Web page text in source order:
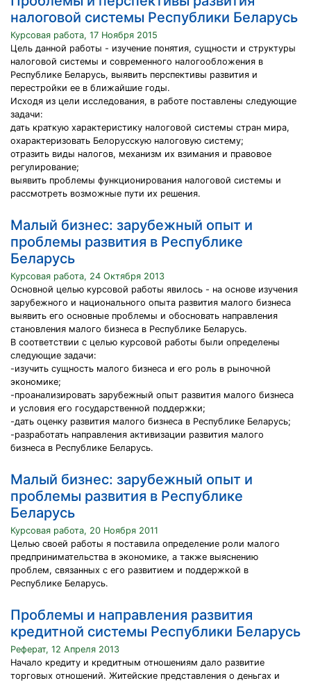
налоговой системы Республики Беларусь
Курсовая работа, 17 Ноября 2015
Цель данной работы - изучение понятия, сущности и структуры
налоговой системы и современного налогообложения в
Республике Беларусь, выявить перспективы развития и
перестройки ее в ближайшие годы.
Исходя из цели исследования, в работе поставлены следующие
задачи:
дать краткую характеристику налоговой системы стран мира,
охарактеризовать Белорусскую налоговую систему;
отразить виды налогов, механизм их взимания и правовое
регулирование;
выявить проблемы функционирования налоговой системы и
рассмотреть возможные пути их решения.
Малый бизнес: зарубежный опыт и
проблемы развития в Республике
Беларусь
Курсовая работа, 24 Октября 2013
Основной целью курсовой работы явилось - на основе изучения
зарубежного и национального опыта развития малого бизнеса
выявить его основные проблемы и обосновать направления
становления малого бизнеса в Республике Беларусь.
В соответствии с целью курсовой работы были определены
следующие задачи:
-изучить сущность малого бизнеса и его роль в рыночной
экономике;
-проанализировать зарубежный опыт развития малого бизнеса
и условия его государственной поддержки;
-дать оценку развития малого бизнеса в Республике Беларусь;
-разработать направления активизации развития малого
бизнеса в Республике Беларусь.
Малый бизнес: зарубежный опыт и
проблемы развития в Республике
Беларусь
Курсовая работа, 20 Ноября 2011
Целью своей работы я поставила определение роли малого
предпринимательства в экономике, а также выяснению
проблем, связанных с его развитием и поддержкой в
Республике Беларусь.
Проблемы и направления развития
кредитной системы Республики Беларусь
Реферат, 12 Апреля 2013
Начало кредиту и кредитным отношениям дало развитие
торговых отношений. Житейские представления о деньгах и